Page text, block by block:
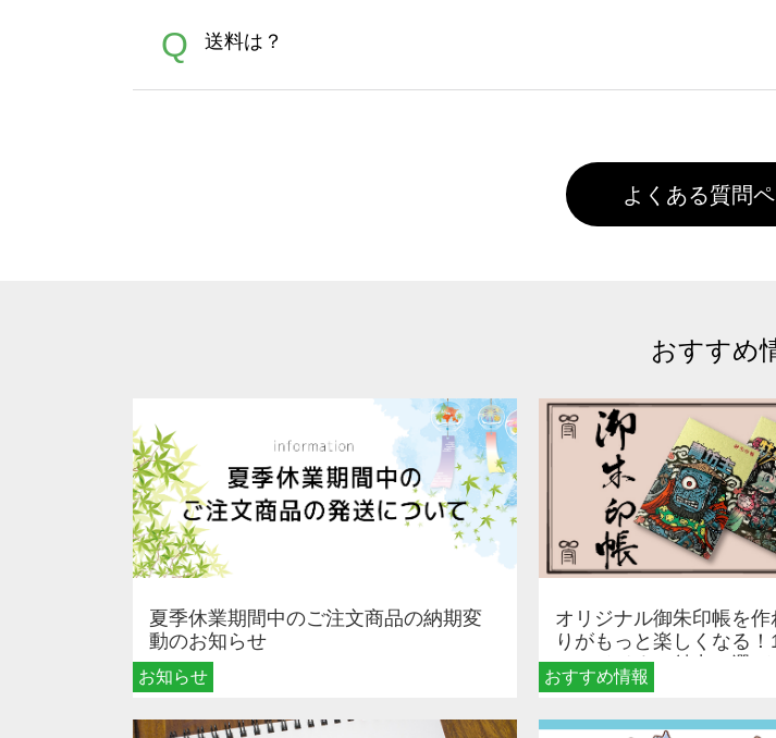
文に関わらず、前処理剤が残った状態でお届けとなる場合がござ
A
Adobeデータ(AI,PSD)で保存して頂き、デザインツール上にアップ
Q 送料は？
よくある質問
おすすめ
お知らせ
夏季休業期間中のご注文商品の納期変
動のお知らせ
おすすめ情報
オリジナル御朱印帳を作
りがもっと楽しくなる
ーメイドする魅力と選び